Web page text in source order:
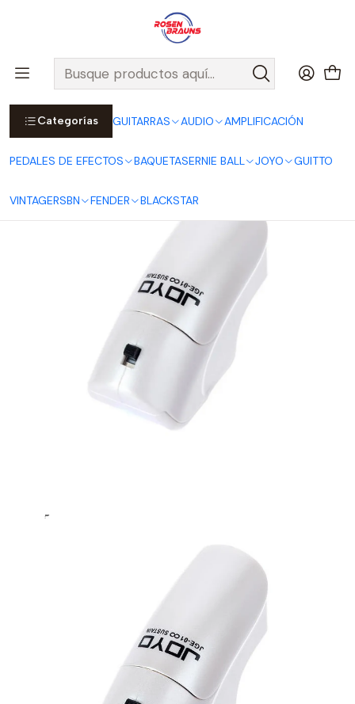
Categorías GUITARRAS AUDIO AMPLIFICACIÓN
PEDALES DE EFECTOS BAQUETASERNIE BALL JOYO GUITTO
VINTAGERSBN FENDER BLACKSTAR
Por compras sobre $25.000 en Santiago urbano, Colina o
Padre Hurtado, incluimos el despacho!
Ver Detalles
Inicio JOYO
ACCESORIOS JOYO
Sistema de Sustain Infinito para Guitarra